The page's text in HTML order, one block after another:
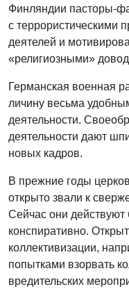
Финляндии пасторы-
с террористическими
деятелей и
«религиозными»
Германская военная
личину весьма
деятельности.
деятельности дают
новых кадров.
В прежние годы
открыто звали к
Сейчас они
конспиративно.
коллективизации,
попытками взорвать
вредительских